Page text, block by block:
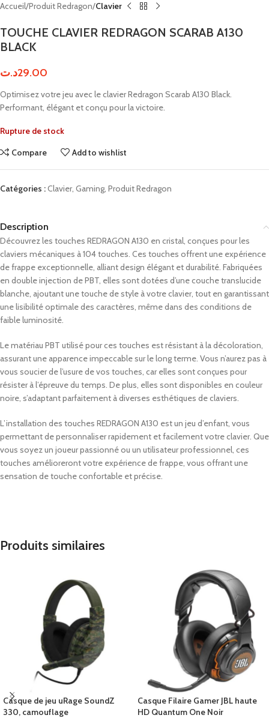
Accueil Produit Redragon Clavier
TOUCHE CLAVIER REDRAGON SCARAB A130
BLACK
29.00د.ت
Optimisez votre jeu avec le clavier Redragon Scarab A130 Black.
Performant, élégant et conçu pour la victoire.
Rupture de stock
Compare
Add to wishlist
Catégories :Clavier, Gaming, Produit Redragon
Description
Découvrez les touches REDRAGON A130 en cristal, conçues pour les
claviers mécaniques à 104 touches. Ces touches offrent une expérience
de frappe exceptionnelle, alliant design élégant et durabilité. Fabriquées
en double injection de PBT, elles sont dotées d’une couche translucide
blanche, ajoutant une touche de style à votre clavier, tout en garantissant
une lisibilité optimale des caractères, même dans des conditions de
faible luminosité.
Le matériau PBT utilisé pour ces touches est résistant à la décoloration,
assurant une apparence impeccable sur le long terme. Vous n’aurez pas à
vous soucier de l’usure de vos touches, car elles sont conçues pour
résister à l’épreuve du temps. De plus, elles sont disponibles en couleur
noire, s’adaptant parfaitement à diverses esthétiques de claviers.
L’installation des touches REDRAGON A130 est un jeu d’enfant, vous
permettant de personnaliser rapidement et facilement votre clavier. Que
vous soyez un joueur passionné ou un utilisateur professionnel, ces
touches amélioreront votre expérience de frappe, vous offrant une
sensation de touche confortable et précise.
Produits similaires
Casque de jeu uRage SoundZ
330, camouflage
Casque Filaire Gamer JBL haute
HD Quantum One Noir